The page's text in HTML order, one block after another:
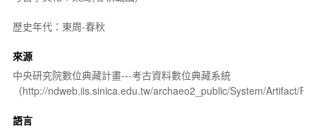
歷史年代：東周-春秋
來源
中央研究院數位典藏計畫---考古資料數位典藏系統
（http://ndweb.iis.sinica.edu.tw/archaeo2_public/System/Artifact/
語言